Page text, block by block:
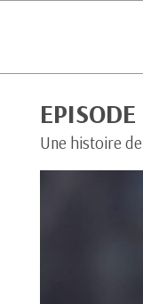
EPISODE
Une histoire